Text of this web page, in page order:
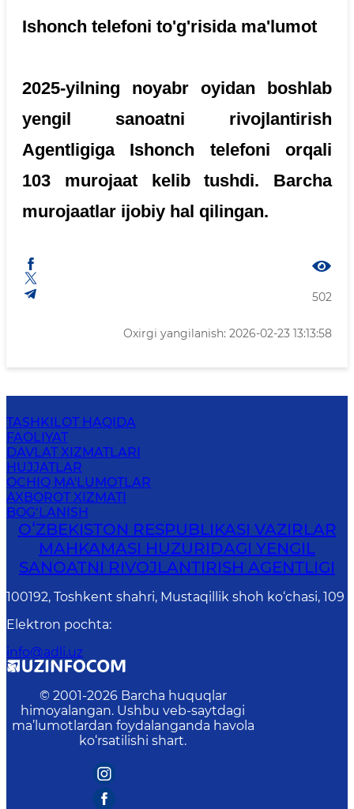
Ishonch telefoni to'g'risida ma'lumot
2025-yilning noyabr oyidan boshlab
yengil sanoatni rivojlantirish
Agentligiga Ishonch telefoni orqali
103 murojaat kelib tushdi. Barcha
murojaatlar ijobiy hal qilingan.
502
Oxirgi yangilanish: 2026-02-23 13:13:58
TASHKILOT HAQIDA
FAOLIYAT
DAVLAT XIZMATLARI
HUJJATLAR
OCHIQ MA'LUMOTLAR
AXBOROT XIZMATI
BOG‘LANISH
OʻZBEKISTON RESPUBLIKASI VAZIRLAR
MAHKAMASI HUZURIDAGI YENGIL
SANOATNI RIVOJLANTIRISH AGENTLIGI
100192, Toshkent shahri, Mustaqillik shoh ko‘chasi, 109
Elektron pochta:
info@adli.uz
© 2001-2026 Barcha huquqlar
himoyalangan. Ushbu veb-saytdagi
ma’lumotlardan foydalanganda havola
ko‘rsatilishi shart.